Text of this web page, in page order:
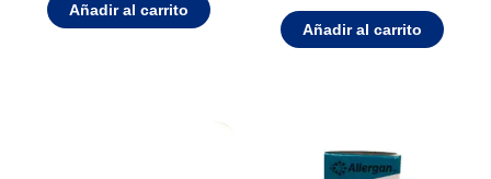
Añadir al carrito
Añadir al carrito